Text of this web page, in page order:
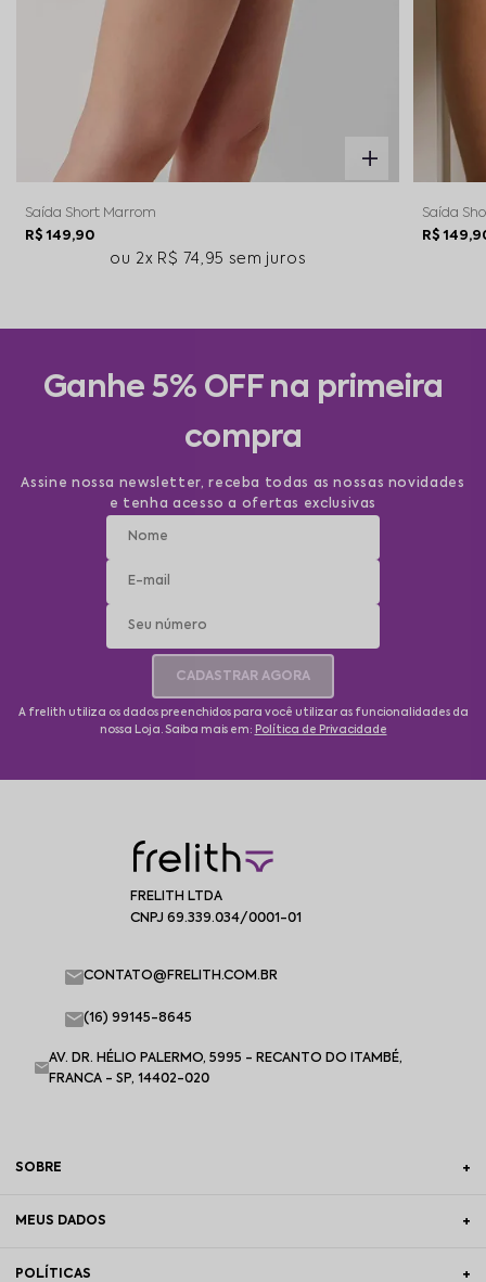
Saída Short Marrom
R$ 149,90
2x R$ 74,95sem juros
Saída
R$
Ganhe 5% OFF na primeira
compra
Assine nossa newsletter, receba todas as nossas novidades
e tenha acesso a ofertas exclusivas
CADASTRAR AGORA
A frelith utiliza os dados preenchidos para você utilizar as funcionalidades da
nossa Loja. Saiba mais em: Política de Privacidade
FRELITH LTDA
CNPJ 69.339.034/0001-01
CONTATO@FRELITH.COM.BR
(16) 99145-8645
AV. DR. HÉLIO PALERMO, 5995 - RECANTO DO ITAMBÉ,
FRANCA - SP, 14402-020
SOBRE
MEUS DADOS
POLÍTICAS